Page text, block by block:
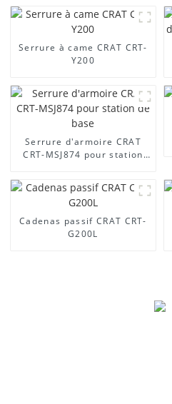
Serrure à came CRAT CRT-
Y200
Serrure d'armoire CRAT
CRT-MSJ874 pour station
Cadenas passif CRAT CRT-
G200L